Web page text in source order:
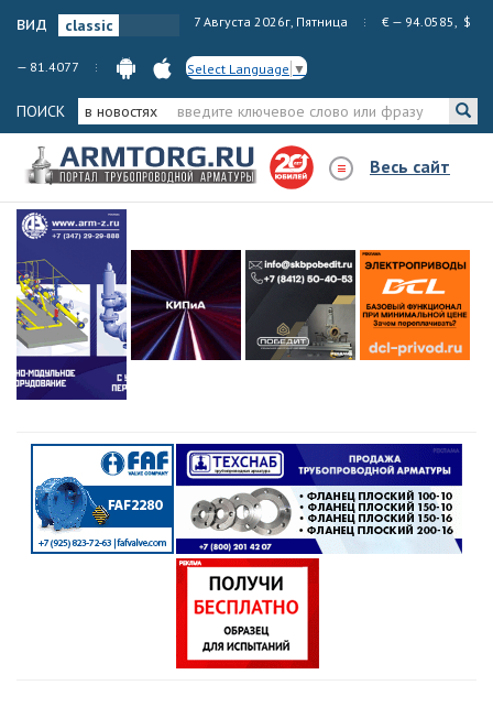
вид 7 Августа 2026г, Пятница € — 94.0585, $
— 81.4077 Select Language ▼
ПОИСК в новостях
Весь сайт